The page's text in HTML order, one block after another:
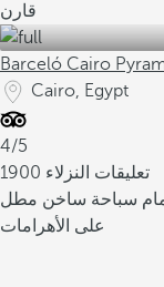
قارن
Barceló Cairo
Cairo, Egypt
4/5
1900 تعليقات النزلاء
سباحة ساخن مطل
على الأهرامات